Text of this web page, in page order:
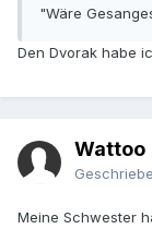
"Wäre
Den Dvorak habe
Wattoo
Meine Schwester